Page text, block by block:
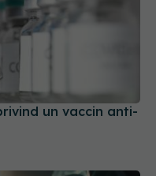
un vaccin anti-